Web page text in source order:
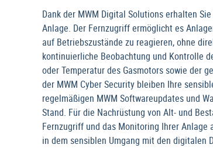
Dank der MWM Digital Solutions erhalten
Anlage. Der Fernzugriff ermöglicht es
auf Betriebszustände zu reagieren, ohne
kontinuierliche Beobachtung und Kontrolle
oder Temperatur des Gasmotors sowie der
der MWM Cyber Security bleiben Ihre
regelmäßigen MWM Softwareupdates und
Stand. Für die Nachrüstung von Alt- und
Fernzugriff und das Monitoring Ihrer
in dem sensiblen Umgang mit den digitalen